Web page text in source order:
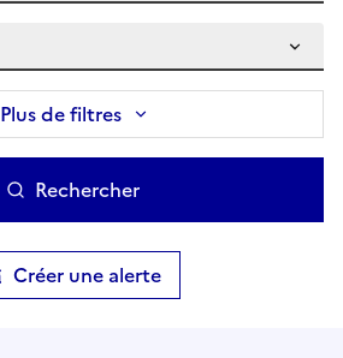
Plus de filtres
Rechercher
Créer une alerte